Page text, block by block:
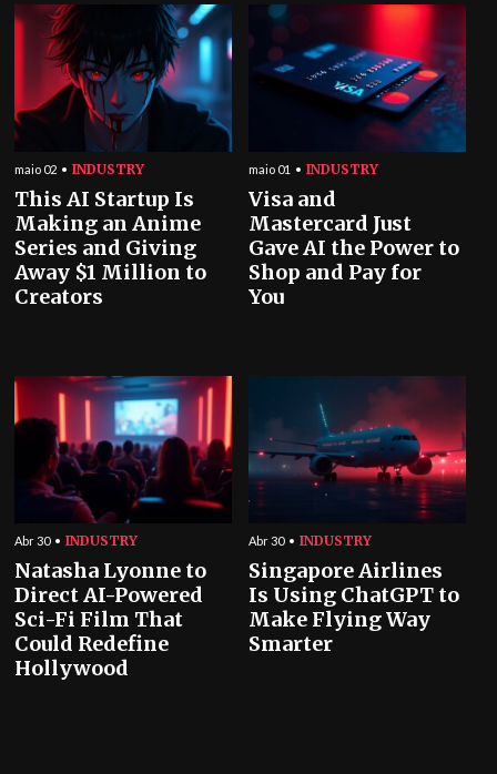
maio 02 INDUSTRY
This AI Startup Is
Making an Anime
Series and Giving
Away $1 Million to
Creators
maio 01 INDUSTRY
Visa and
Mastercard Just
Gave AI the Power to
Shop and Pay for
You
Abr 30 INDUSTRY
Natasha Lyonne to
Direct AI-Powered
Sci-Fi Film That
Could Redefine
Hollywood
Abr 30 INDUSTRY
Singapore Airlines
Is Using ChatGPT to
Make Flying Way
Smarter